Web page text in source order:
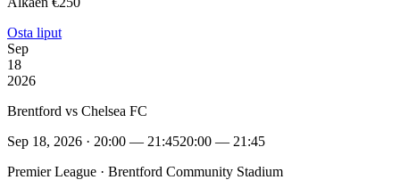
Osta liput
Sep
18
2026
Brentford vs Chelsea FC
Sep 18, 2026 · 20:00 — 21:4520:00 — 21:45
Premier League · Brentford Community Stadium